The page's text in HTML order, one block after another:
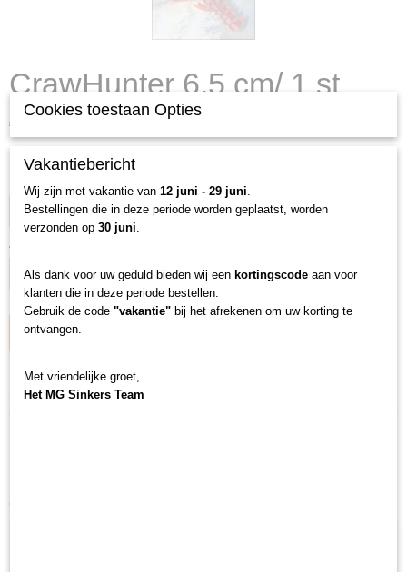
CrawHunter 6,5 cm/ 1 st
€ 0,99
Levertijd 1 tot 3 werkdagen
Aantal
IN WINKELWAGEN
Specificaties
Cookies toestaan Opties
Vakantiebericht
Wij zijn met vakantie van 12 juni - 29 juni.
Bestellingen die in deze periode worden geplaatst, worden
verzonden op 30 juni.
Als dank voor uw geduld bieden wij een kortingscode aan voor
klanten die in deze periode bestellen.
Gebruik de code "vakantie" bij het afrekenen om uw korting te
ontvangen.
Met vriendelijke groet,
Het MG Sinkers Team